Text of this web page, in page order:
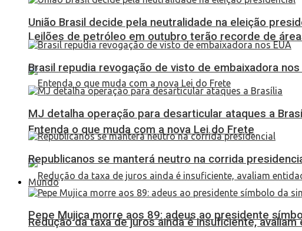
Leilões de petróleo em outubro terão recorde de
Entenda o que muda com a nova Lei do Frete
Redução da taxa de juros ainda é insuficiente, avaliam
União Brasil decide pela neutralidade na eleição
Brasil repudia revogação de visto de embaixadora nos
MJ detalha operação para desarticular ataques a
Republicanos se manterá neutro na corrida
Mundo
Pepe Mujica morre aos 89: adeus ao presidente